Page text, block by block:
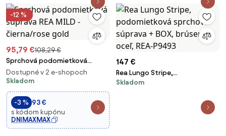
-12 %
95,79 €108,29 €
Sprchová podomietková
súprava REA MILD - čierna/rose
gold
Dostupné v 2 e-shopoch
Skladom
-3 % 93 €
s kódom kupónu
DNIMAXMAX
147 €
Rea Lungo Stripe,
podomietková sprchová
Skladom